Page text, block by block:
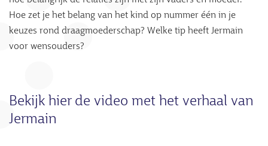
Hoe zet je het belang van het kind op nummer één in je
keuzes rond draagmoederschap? Welke tip heeft Jermain
voor wensouders?
Bekijk hier de video met het verhaal van
Jermain